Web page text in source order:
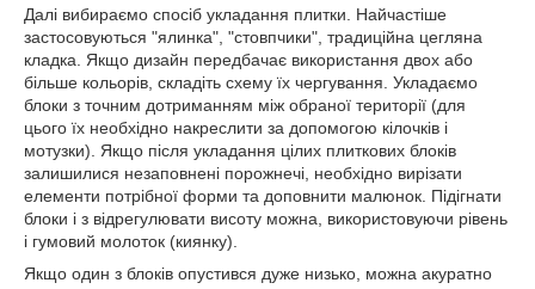
Далі вибираємо спосіб укладання плитки. Найчастіше
застосовуються "ялинка", "стовпчики", традиційна цегляна
кладка. Якщо дизайн передбачає використання двох або
більше кольорів, складіть схему їх чергування. Укладаємо
блоки з точним дотриманням між обраної території (для
цього їх необхідно накреслити за допомогою кілочків і
мотузки). Якщо після укладання цілих плиткових блоків
залишилися незаповнені порожнечі, необхідно вирізати
елементи потрібної форми та доповнити малюнок. Підігнати
блоки і з відрегулювати висоту можна, використовуючи рівень
і гумовий молоток (киянку).
Якщо один з блоків опустився дуже низько, можна акуратно